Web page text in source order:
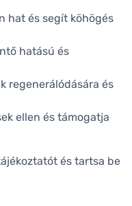
hat és segít köhögés
hatású és
regenerálódására és
ellen és támogatja
és tartsa be